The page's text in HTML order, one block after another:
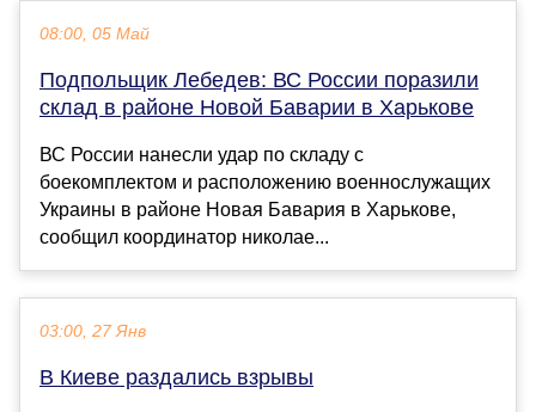
08:00, 05 Май
Подпольщик Лебедев: ВС России поразили
склад в районе Новой Баварии в Харькове
ВС России нанесли удар по складу с
боекомплектом и расположению военнослужащих
Украины в районе Новая Бавария в Харькове,
сообщил координатор николае...
03:00, 27 Янв
В Киеве раздались взрывы